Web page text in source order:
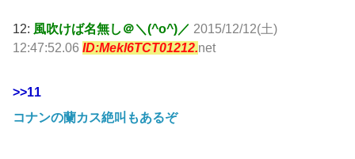
12: 風吹けば名無し＠＼(^o^)／ 2015/12/12(土)
12:47:52.06 ID:Mekl6TCT01212.net
>>11
コナンの蘭カス絶叫もあるぞ